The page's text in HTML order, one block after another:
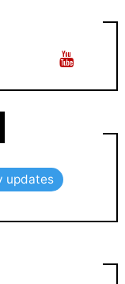
updates